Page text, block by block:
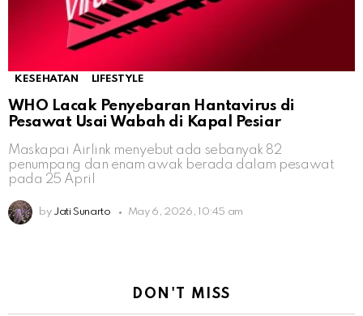
KESEHATAN LIFESTYLE
WHO Lacak Penyebaran Hantavirus di
Pesawat Usai Wabah di Kapal Pesiar
Maskapai Airlink menyebut ada sebanyak 82
penumpang dan enam awak berada dalam pesawat
pada 25 April
by Jati Sunarto May 6, 2026, 10:45 am
DON'T MISS